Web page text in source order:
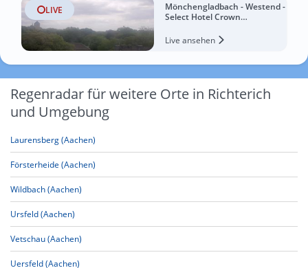
LIVE
Mönchengladbach - Westend -
Select Hotel Crown
Live ansehen
Regenradar für weitere Orte in Richterich
und Umgebung
Laurensberg (Aachen)
Försterheide (Aachen)
Wildbach (Aachen)
Ursfeld (Aachen)
Vetschau (Aachen)
Uersfeld (Aachen)